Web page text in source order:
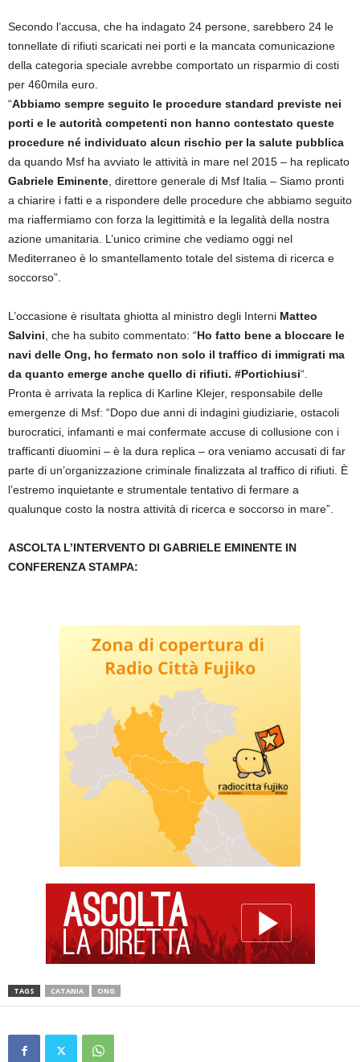
Secondo l’accusa, che ha indagato 24 persone, sarebbero 24 le
tonnellate di rifiuti scaricati nei porti e la mancata comunicazione
della categoria speciale avrebbe comportato un risparmio di costi
per 460mila euro.
“Abbiamo sempre seguito le procedure standard previste nei
porti e le autorità competenti non hanno contestato queste
procedure né individuato alcun rischio per la salute pubblica
da quando Msf ha avviato le attività in mare nel 2015 – ha replicato
Gabriele Eminente , direttore generale di Msf Italia – Siamo pronti
a chiarire i fatti e a rispondere delle procedure che abbiamo seguito
ma riaffermiamo con forza la legittimità e la legalità della nostra
azione umanitaria. L’unico crimine che vediamo oggi nel
Mediterraneo è lo smantellamento totale del sistema di ricerca e
soccorso”.
L’occasione è risultata ghiotta al ministro degli Interni Matteo
Salvini , che ha subito commentato: “Ho fatto bene a bloccare le
navi delle Ong, ho fermato non solo il traffico di immigrati ma
da quanto emerge anche quello di rifiuti. #Portichiusi“.
Pronta è arrivata la replica di Karline Klejer, responsabile delle
emergenze di Msf: “Dopo due anni di indagini giudiziarie, ostacoli
burocratici, infamanti e mai confermate accuse di collusione con i
trafficanti diuomini – è la dura replica – ora veniamo accusati di far
parte di un’organizzazione criminale finalizzata al traffico di rifiuti. È
l’estremo inquietante e strumentale tentativo di fermare a
qualunque costo la nostra attività di ricerca e soccorso in mare”.
ASCOLTA L’INTERVENTO DI GABRIELE EMINENTE IN
CONFERENZA STAMPA:
TAGS CATANIA ONG